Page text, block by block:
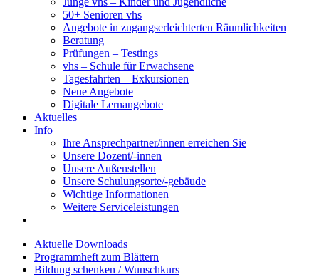
50+ Senioren vhs
Angebote in zugangserleichterten Räumlichkeiten
Beratung
Prüfungen – Testings
vhs – Schule für Erwachsene
Tagesfahrten – Exkursionen
Neue Angebote
Digitale Lernangebote
Aktuelles
Info
Ihre Ansprechpartner/innen erreichen Sie
Unsere Dozent/-innen
Unsere Außenstellen
Unsere Schulungsorte/-gebäude
Wichtige Informationen
Weitere Serviceleistungen
Aktuelle Downloads
Programmheft zum Blättern
Bildung schenken / Wunschkurs